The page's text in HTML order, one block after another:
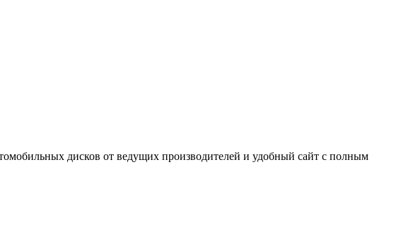
дисков от ведущих производителей и удобный сайт с полным